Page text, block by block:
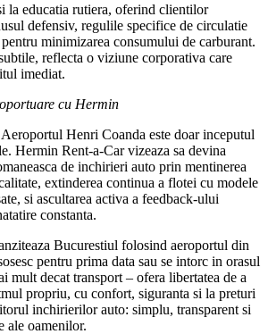
la educatia rutiera, oferind clientilor
defensiv, regulile specifice de circulatie
minimizarea consumului de carburant.
reflecta o viziune corporativa care
imediat.
cu Hermin
Henri Coanda este doar inceputul
Hermin Rent-a-Car vizeaza sa devina
de inchirieri auto prin mentinerea
extinderea continua a flotei cu modele
si ascultarea activa a feedback-ului
constanta.
Bucurestiul folosind aeroportul din
pentru prima data sau se intorc in orasul
mult decat transport – ofera libertatea de a
propriu, cu confort, siguranta si la preturi
inchirierilor auto: simplu, transparent si
ale oamenilor.